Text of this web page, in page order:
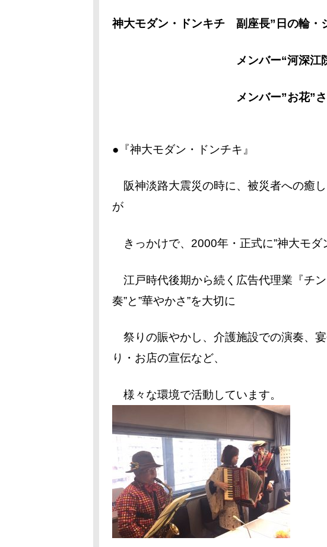
神大モダン・ドンキチ 副座長”日の輪・
メンバー“河深江院・T・
メンバー”お花”さ
●『神大モダン・ドンチキ』
阪神淡路大震災の時に、被災者への癒
が
きっかけで、2000年・正式に”神大モダ
江戸時代後期から続く広告代理業『チ
奏”と”華やかさ”を大切に
祭りの賑やかし、介護施設での演奏、
り・お店の宣伝など、
様々な環境で活動しています。